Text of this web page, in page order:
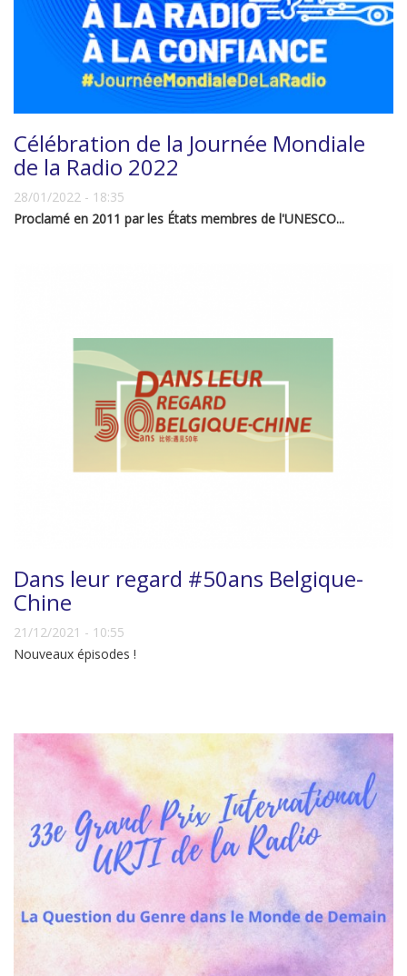
Célébration de la Journée Mondiale
de la Radio 2022
28/01/2022 - 18:35
Proclamé en 2011 par les États membres de l'UNESCO...
Dans leur regard #50ans Belgique-
Chine
21/12/2021 - 10:55
Nouveaux épisodes !